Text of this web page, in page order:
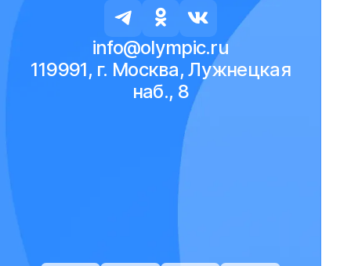
info@olympic.ru
119991, г. Москва, Лужнецкая
наб., 8